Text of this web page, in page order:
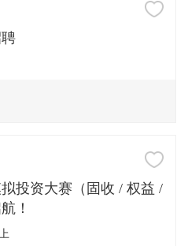
投资大赛（固收 / 权益 /
！